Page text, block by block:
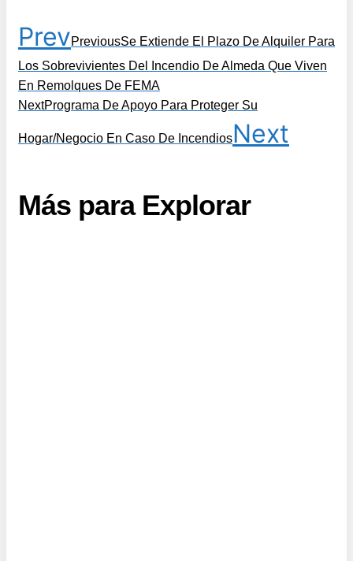
PrevPreviousSe Extiende El Plazo De Alquiler Para
Los Sobrevivientes Del Incendio De Almeda Que Viven
En Remolques De FEMA
NextPrograma De Apoyo Para Proteger Su
Hogar/Negocio En Caso De IncendiosNext
Más para Explorar